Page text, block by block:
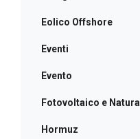
Eolico Offshore
Eventi
Evento
Fotovoltaico e Natura
Hormuz